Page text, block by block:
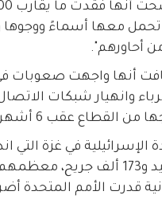
معها أسماءً ووجوها
أحاورهم".
أنها واجهت صعوبات
وانهيار شبكات
عقب 6 أشهر من اندلاع الإبادة الإسرائيلية.
شهيد و173 ألف جريح،
قدرت الأمم المتحدة أضرارها بـ70